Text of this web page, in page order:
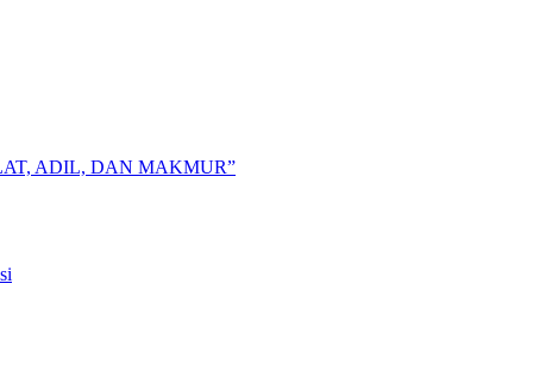
ADIL, DAN MAKMUR”